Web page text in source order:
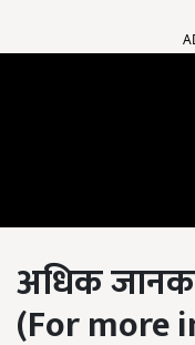
अधिक
(For more